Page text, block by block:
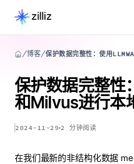
博客 保护数据完整性：使用
保护数据完整性
和Milvus进行本
2024-11-29 2 分钟阅读
在我们最新的非结构化数据